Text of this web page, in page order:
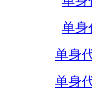
单身
单身
单身